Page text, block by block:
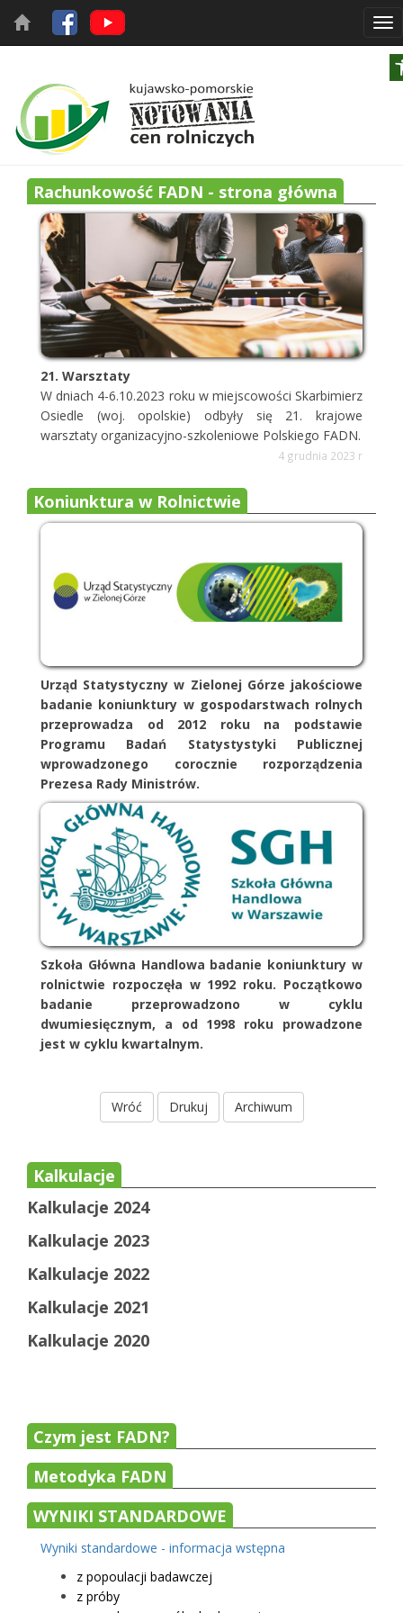
Rachunkowość FADN - strona główna
21. Warsztaty
W dniach 4-6.10.2023 roku w miejscowości Skarbimierz
Osiedle (woj. opolskie) odbyły się 21. krajowe
warsztaty organizacyjno-szkoleniowe Polskiego FADN.
4 grudnia 2023 r
Koniunktura w Rolnictwie
Urząd Statystyczny w Zielonej Górze jakościowe
badanie koniunktury w gospodarstwach rolnych
przeprowadza od 2012 roku na podstawie
Programu Badań Statystystyki Publicznej
wprowadzonego corocznie rozporządzenia
Prezesa Rady Ministrów.
Szkoła Główna Handlowa badanie koniunktury w
rolnictwie rozpoczęła w 1992 roku. Początkowo
badanie przeprowadzono w cyklu
dwumiesięcznym, a od 1998 roku prowadzone
jest w cyklu kwartalnym.
Wróć Drukuj Archiwum
Kalkulacje
Kalkulacje 2024
Kalkulacje 2023
Kalkulacje 2022
Kalkulacje 2021
Kalkulacje 2020
Czym jest FADN?
Metodyka FADN
WYNIKI STANDARDOWE
Wyniki standardowe - informacja wstępna
z popoulacji badawczej
z próby